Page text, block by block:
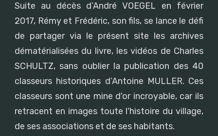
Suite au décès d’André VOEGEL en février
2017, Rémy et Frédéric, son fils, se lance le défi
de partager via le présent site les archives
dématérialisées du livre, les vidéos de Charles
SCHULTZ, sans oublier la publication des 40
classeurs historiques d’Antoine MULLER. Ces
classeurs sont une mine d'or incroyable, car ils
retracent en images toute l'histoire du village,
de ses associations et de ses habitants.